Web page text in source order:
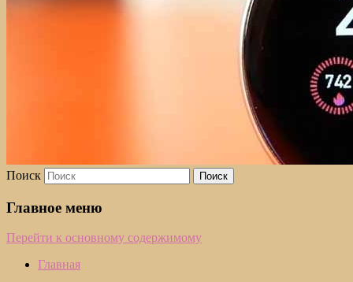
Поиск
Главное меню
Перейти к основному содержимому
Главная